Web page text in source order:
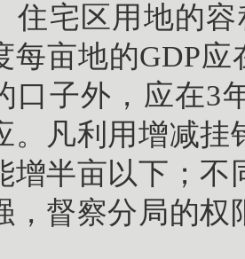
住宅区用地的
每亩地的GDP应
口子外，应在3
。凡利用增减
增半亩以下；不
，督察分局的